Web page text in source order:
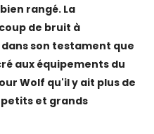
rangé. La
de bruit à
son testament que
aux équipements du
Wolf qu'il y ait plus de
et grands